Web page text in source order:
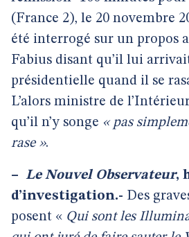
(France 2), le 20 novembre
été interrogé sur un propos
Fabius disant qu’il lui
présidentielle quand il se
L’alors ministre de
qu’il n’y songe « pas
rase ».
– Le Nouvel Observateur,
d’investigation.- Des
posent « Qui sont les